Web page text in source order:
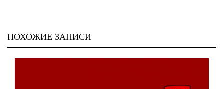
ПОХОЖИЕ ЗАПИСИ